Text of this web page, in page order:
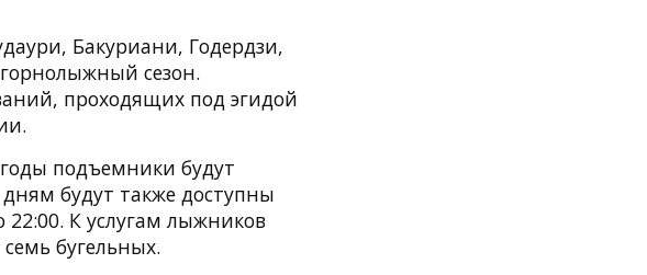
Бакуриани, Годердзи,
сезон.
проходящих под эгидой
подъемники будут
будут также доступны
К услугам лыжников
бугельных.